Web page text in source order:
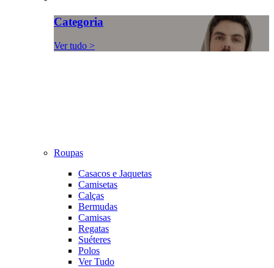
Categoria
Ver tudo >
Roupas
Casacos e Jaquetas
Camisetas
Calças
Bermudas
Camisas
Regatas
Suéteres
Polos
Ver Tudo